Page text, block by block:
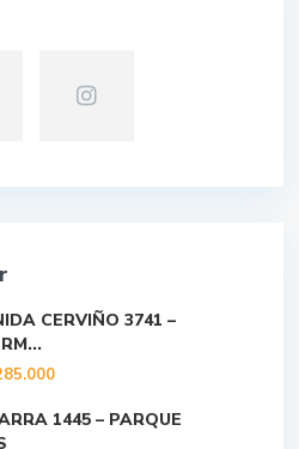
CERVIÑO 3741 –
1445 – PARQUE